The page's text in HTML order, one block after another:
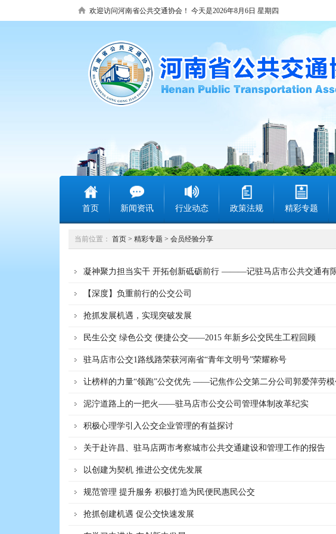
欢迎访问河南省公共交通协会！ 今天是2026年8月6日 星期四
首页 新闻资讯 行业动态 政策法规 精彩专题
当前位置： 首页 > 精彩专题 > 会员经验分享
凝神聚力担当实干 开拓创新砥砺前行 ———记驻马店市公共交通有
【深度】负重前行的公交公司
抢抓发展机遇，实现突破发展
民生公交 绿色公交 便捷公交——2015 年新乡公交民生工程回顾
驻马店市公交1路线路荣获河南省“青年文明号”荣耀称号
让榜样的力量“领跑”公交优先 ——记焦作公交第二分公司郭爱萍劳模
泥泞道路上的一把火——驻马店市公交公司管理体制改革纪实
积极心理学引入公交企业管理的有益探讨
关于赴许昌、驻马店两市考察城市公共交通建设和管理工作的报告
以创建为契机 推进公交优先发展
规范管理 提升服务 积极打造为民便民惠民公交
抢抓创建机遇 促公交快速发展